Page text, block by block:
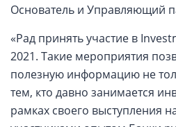
Основатель и Управляющий
«Рад принять участие в
2021. Такие мероприятия
полезную информацию не
тем, кто давно занимается
рамках своего выступления